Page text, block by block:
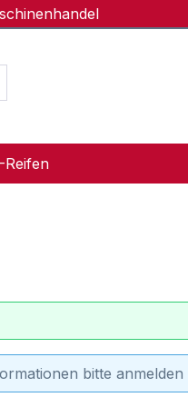
Reifen
bitte anmelden